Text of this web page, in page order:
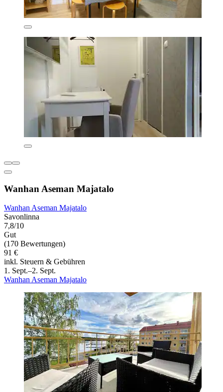
Wanhan Aseman Majatalo
Wanhan Aseman Majatalo
Savonlinna
7,8/10
Gut
(170 Bewertungen)
91 €
inkl. Steuern & Gebühren
1. Sept.–2. Sept.
Wanhan Aseman Majatalo